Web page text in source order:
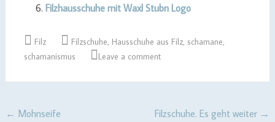
Filzhausschuhe mit Waxl Stubn Logo
Filz Filzschuhe, Hausschuhe aus Filz, schamane,
schamanismus
Leave a comment
Post
← Mohnseife Filzschuhe. Es geht weiter →